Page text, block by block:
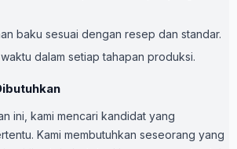
baku sesuai dengan resep dan standar.
dalam setiap tahapan produksi.
ini, kami mencari kandidat yang
Kami membutuhkan seseorang yang